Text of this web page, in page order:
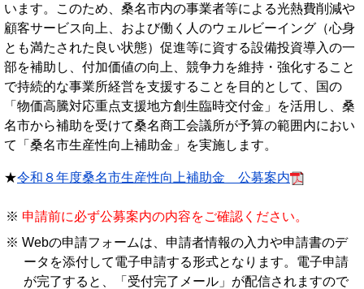
います。このため、桑名市内の事業者等による光熱費削減や
顧客サービス向上、および働く人のウェルビーイング（心身
とも満たされた良い状態）促進等に資する設備投資導入の一
部を補助し、付加価値の向上、競争力を維持・強化すること
で持続的な事業所経営を支援することを目的として、国の
「物価高騰対応重点支援地方創生臨時交付金」を活用し、桑
名市から補助を受けて桑名商工会議所が予算の範囲内におい
て「桑名市生産性向上補助金」を実施します。
★令和８年度桑名市生産性向上補助金 公募案内
申請前に必ず公募案内の内容をご確認ください。
Webの申請フォームは、申請者情報の入力や申請書のデ
ータを添付して電子申請する形式となります。電子申請
が完了すると、「受付完了メール」が配信されますので